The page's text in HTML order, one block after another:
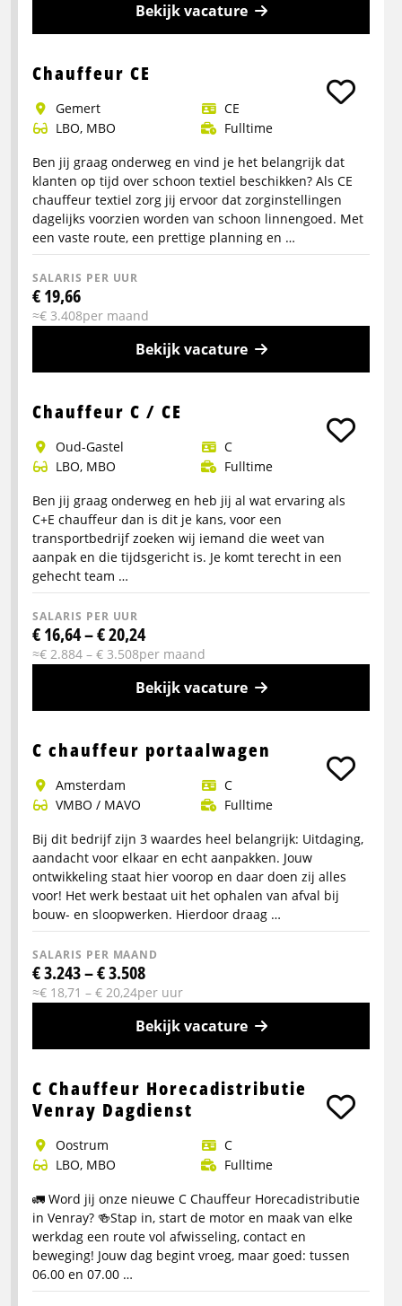
Bekijk vacature
info
Chauffeur
betonmixer
Chauffeur CE
Gemert
CE
LBO, MBO
Fulltime
Ben jij graag onderweg en vind je het belangrijk dat
klanten op tijd over schoon textiel beschikken? Als CE
chauffeur textiel zorg jij ervoor dat zorginstellingen
dagelijks voorzien worden van schoon linnengoed. Met
een vaste route, een prettige planning en …
SALARIS PER UUR
€ 19,66
≈€ 3.408per maand
Bekijk vacature
info
Chauffeur
CE
Chauffeur C / CE
Oud-Gastel
C
LBO, MBO
Fulltime
Ben jij graag onderweg en heb jij al wat ervaring als
C+E chauffeur dan is dit je kans, voor een
transportbedrijf zoeken wij iemand die weet van
aanpak en die tijdsgericht is. Je komt terecht in een
gehecht team …
SALARIS PER UUR
€ 16,64 – € 20,24
≈€ 2.884 – € 3.508per maand
Bekijk vacature
info
Chauffeur
C
/
CE
C chauffeur portaalwagen
Amsterdam
C
VMBO / MAVO
Fulltime
Bij dit bedrijf zijn 3 waardes heel belangrijk: Uitdaging,
aandacht voor elkaar en echt aanpakken. Jouw
ontwikkeling staat hier voorop en daar doen zij alles
voor! Het werk bestaat uit het ophalen van afval bij
bouw- en sloopwerken. Hierdoor draag …
SALARIS PER MAAND
€ 3.243 – € 3.508
≈€ 18,71 – € 20,24per uur
Bekijk vacature
info
over
chauffeur
portaalwagen
C Chauffeur Horecadistributie
Venray Dagdienst
Oostrum
C
LBO, MBO
Fulltime
🚛 Word jij onze nieuwe C Chauffeur Horecadistributie
in Venray? 🍻Stap in, start de motor en maak van elke
werkdag een route vol afwisseling, contact en
beweging! Jouw dag begint vroeg, maar goed: tussen
06.00 en 07.00 …